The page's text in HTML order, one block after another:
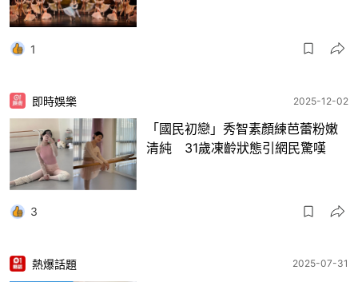
1
即時娛樂 2025-12-02
「國民初戀」秀智素顏練芭蕾粉嫩
清純 31歲凍齡狀態引網民驚嘆
3
熱爆話題 2025-07-31